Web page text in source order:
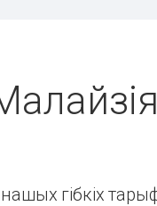
гібкіх